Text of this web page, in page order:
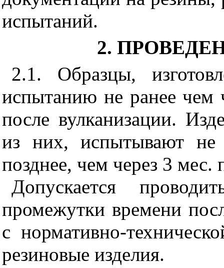
испытаний.
2.
2.1. Образцы,
испытанию не ранее чем
после вулканизации.
из них, испытывают
позднее, чем через 3 мес.
Допускается
промежутки времени
с нормативно-
резиновые изделия.